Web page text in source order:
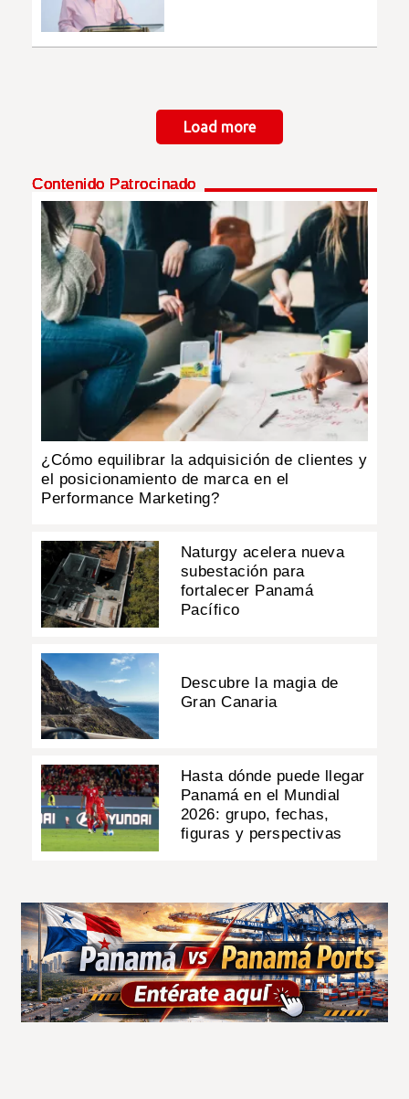
Load more
Contenido Patrocinado
¿Cómo equilibrar la adquisición de clientes y
el posicionamiento de marca en el
Performance Marketing?
Naturgy acelera nueva
subestación para
fortalecer Panamá
Pacífico
Descubre la magia de
Gran Canaria
Hasta dónde puede llegar
Panamá en el Mundial
2026: grupo, fechas,
figuras y perspectivas